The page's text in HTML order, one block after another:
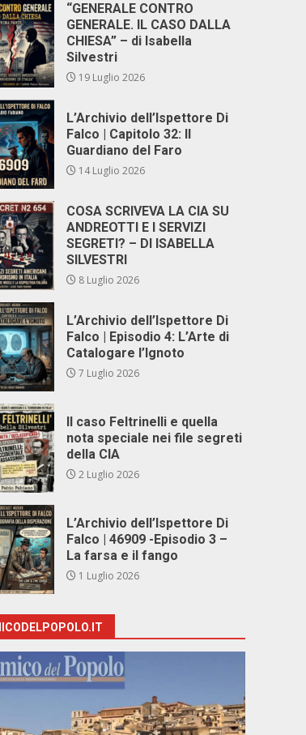
“GENERALE CONTRO
GENERALE. IL CASO DALLA
CHIESA” – di Isabella
Silvestri
19 Luglio 2026
L’Archivio dell’Ispettore Di
Falco | Capitolo 32: Il
Guardiano del Faro
14 Luglio 2026
COSA SCRIVEVA LA CIA SU
ANDREOTTI E I SERVIZI
SEGRETI? – DI ISABELLA
SILVESTRI
8 Luglio 2026
L’Archivio dell’Ispettore Di
Falco | Episodio 4: L’Arte di
Catalogare l’Ignoto
7 Luglio 2026
Il caso Feltrinelli e quella
nota speciale nei file segreti
della CIA
2 Luglio 2026
L’Archivio dell’Ispettore Di
Falco | 46909 -Episodio 3 –
La farsa e il fango
1 Luglio 2026